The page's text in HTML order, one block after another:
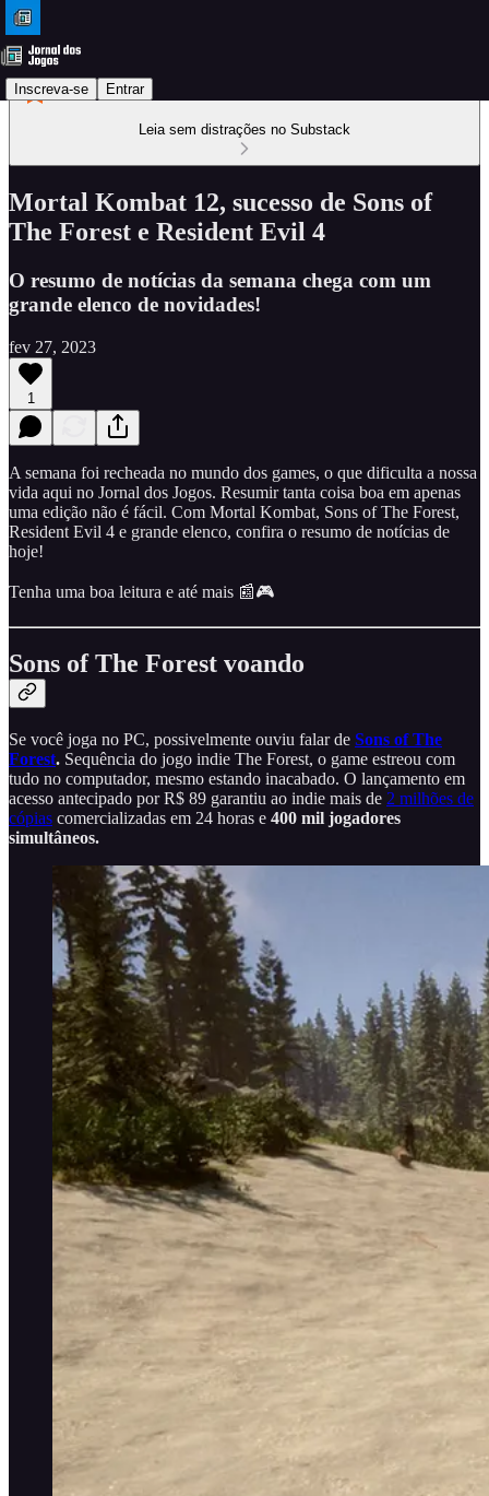
Inscreva-se Entrar
Leia sem distrações no Substack
Mortal Kombat 12, sucesso de Sons of
The Forest e Resident Evil 4
O resumo de notícias da semana chega com um
grande elenco de novidades!
fev 27, 2023
1
A semana foi recheada no mundo dos games, o que dificulta a nossa
vida aqui no Jornal dos Jogos. Resumir tanta coisa boa em apenas
uma edição não é fácil. Com Mortal Kombat, Sons of The Forest,
Resident Evil 4 e grande elenco, confira o resumo de notícias de
hoje!
Tenha uma boa leitura e até mais 📰🎮
Sons of The Forest voando
Se você joga no PC, possivelmente ouviu falar de Sons of The
Forest. Sequência do jogo indie The Forest, o game estreou com
tudo no computador, mesmo estando inacabado. O lançamento em
acesso antecipado por R$ 89 garantiu ao indie mais de 2 milhões de
cópias comercializadas em 24 horas e 400 mil jogadores
simultâneos.